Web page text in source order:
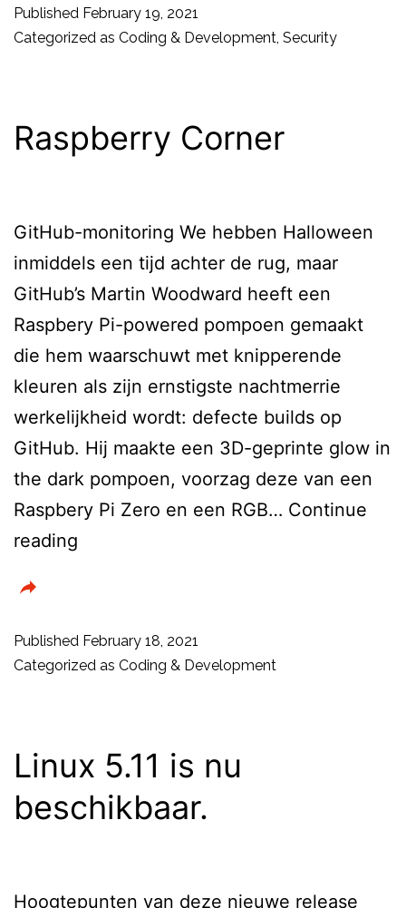
Published February 19, 2021
Categorized as Coding & Development, Security
Raspberry Corner
GitHub-monitoring We hebben Halloween
inmiddels een tijd achter de rug, maar
GitHub’s Martin Woodward heeft een
Raspbery Pi-powered pompoen gemaakt
die hem waarschuwt met knipperende
kleuren als zijn ernstigste nachtmerrie
werkelijkheid wordt: defecte builds op
GitHub. Hij maakte een 3D-geprinte glow in
the dark pompoen, voorzag deze van een
Raspbery Pi Zero en een RGB… Continue
reading
Published February 18, 2021
Categorized as Coding & Development
Linux 5.11 is nu
beschikbaar.
Hoogtepunten van deze nieuwe release